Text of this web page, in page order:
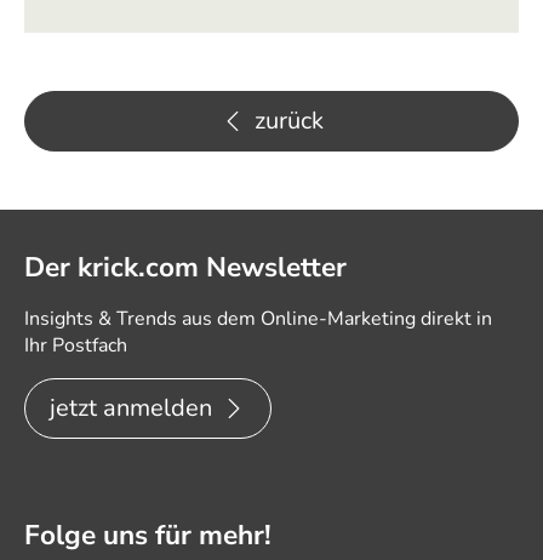
zurück
Der krick.com Newsletter
Insights & Trends aus dem Online-Marketing direkt in
Ihr Postfach
jetzt anmelden
Folge uns für mehr!